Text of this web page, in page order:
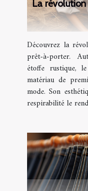
La
Découvrez la
prêt-à-porter.
étoffe rustique,
matériau de
mode. Son
respirabilité le